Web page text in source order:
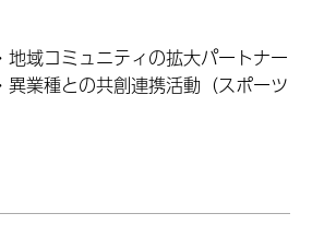
地域コミュニティの拡大パートナー
異業種との共創連携活動（スポーツ×